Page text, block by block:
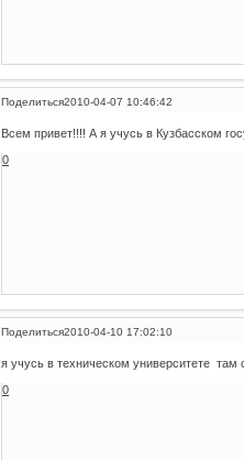
Поделиться2010-04-07 10:46:42
Всем привет!!!! А я учусь в Кузбасском
0
Поделиться2010-04-10 17:02:10
я учусь в техническом университете там
0